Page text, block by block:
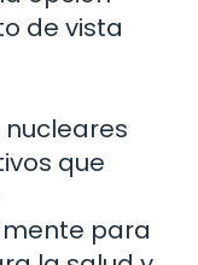
de vista
que
para